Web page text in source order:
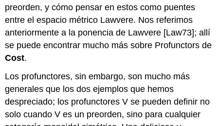
preorden, y cómo pensar en estos como puentes
entre el espacio métrico Lawvere. Nos referimos
anteriormente a la ponencia de Lawvere [Law73]; allí
se puede encontrar mucho más sobre Profunctors de
Cost.
Los profunctores, sin embargo, son mucho más
generales que los dos ejemplos que hemos
despreciado; los profunctores V se pueden definir no
solo cuando V es un preorden, sino para cualquier